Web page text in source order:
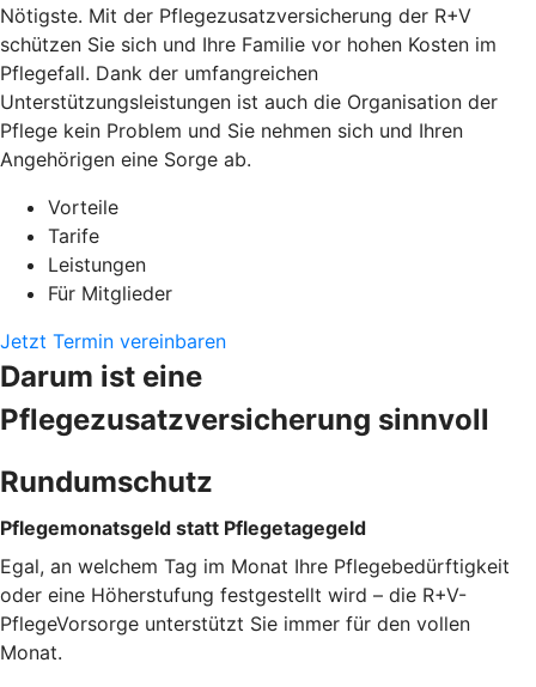
Nötigste. Mit der Pflegezusatzversicherung der R+V
schützen Sie sich und Ihre Familie vor hohen Kosten im
Pflegefall. Dank der umfangreichen
Unterstützungsleistungen ist auch die Organisation der
Pflege kein Problem und Sie nehmen sich und Ihren
Angehörigen eine Sorge ab.
Vorteile
Tarife
Leistungen
Für Mitglieder
Jetzt Termin vereinbaren
Darum ist eine
Pflegezusatzversicherung sinnvoll
Rundumschutz
Pflegemonatsgeld statt Pflegetagegeld
Egal, an welchem Tag im Monat Ihre Pflegebedürftigkeit
oder eine Höherstufung festgestellt wird – die R+V-
PflegeVorsorge unterstützt Sie immer für den vollen
Monat.